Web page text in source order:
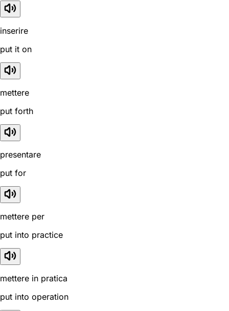
inserire
put it on
mettere
put forth
presentare
put for
mettere per
put into practice
mettere in pratica
put into operation